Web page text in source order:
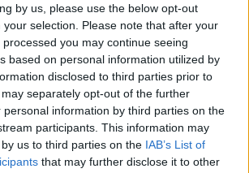
by us, please use the below opt-out
selection. Please note that after your
you may continue seeing
based on personal information utilized by
disclosed to third parties prior to
separately opt-out of the further
personal information by third parties on the
participants. This information may
us to third parties on the IAB’s List of
that may further disclose it to other